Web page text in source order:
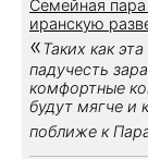
Семейная
иранскую
«Таких как
падучесть
комфортные
будут мягче и
поближе к